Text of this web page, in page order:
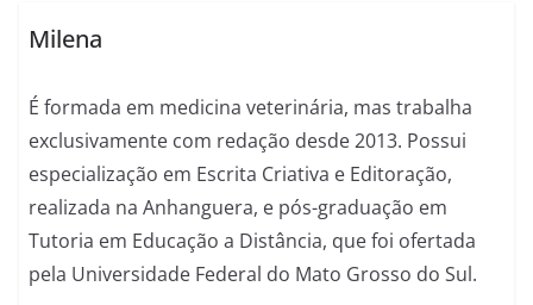
Milena
É formada em medicina veterinária, mas trabalha
exclusivamente com redação desde 2013. Possui
especialização em Escrita Criativa e Editoração,
realizada na Anhanguera, e pós-graduação em
Tutoria em Educação a Distância, que foi ofertada
pela Universidade Federal do Mato Grosso do Sul.